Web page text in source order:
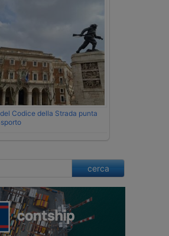
Codice della Strada punta
cerca